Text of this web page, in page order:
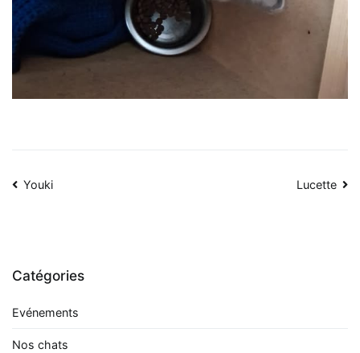
Navigation
Youki Lucette
Catégories
Evénements
Nos chats